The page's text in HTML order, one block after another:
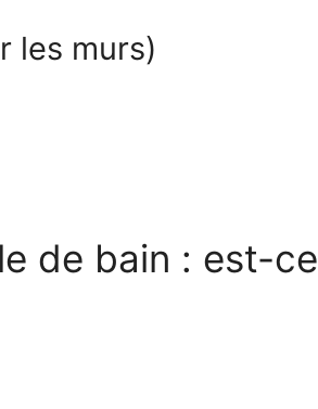
les murs)
de bain : est-ce